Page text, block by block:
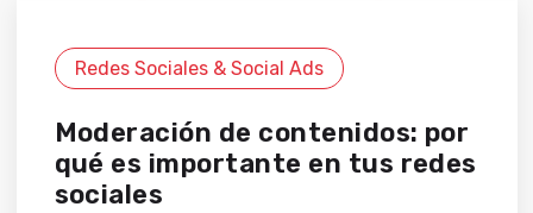
Redes Sociales & Social Ads
Moderación de contenidos: por
qué es importante en tus redes
sociales